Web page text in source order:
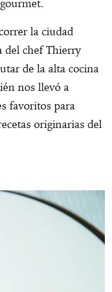
la ciudad
del chef Thierry
de la alta cocina
nos llevó a
favoritos para
originarias del